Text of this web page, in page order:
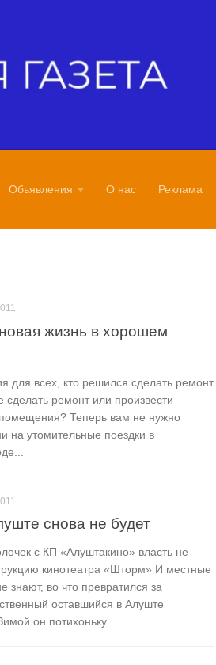
Обьявления О нас Реклама
жизнь в хорошем
для всех, кто решился сделать ремонт
сделать ремонт или произвести
Теперь вам не нужно
на утомительные поездки в
снова не будет
с КП «Алуштакино» власть не
кинотеатра «Шторм» И местные
во что превратился за
оставшийся в Алуште
он потихоньку...